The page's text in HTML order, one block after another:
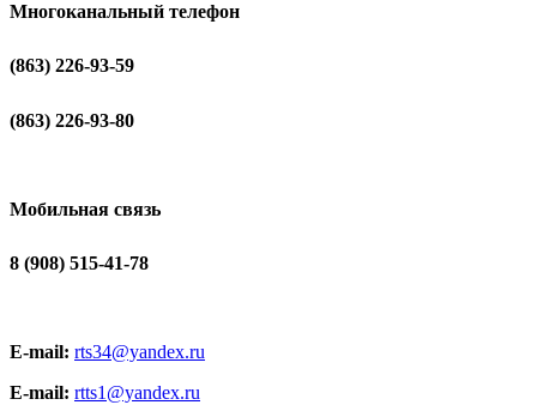
Многоканальный телефон
(863) 226-93-59
(863) 226-93-80
Мобильная связь
8 (908) 515-41-78
E-mail: rts34@yandex.ru
E-mail: rtts1@yandex.ru